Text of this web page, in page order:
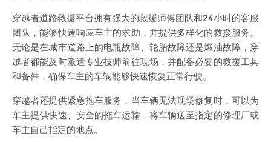
穿越者道路救援平台拥有强大的救援师傅团队和24小时的客服
团队，能够快速响应车主的求助，并提供多样化的救援服务。
无论是在城市道路上的电瓶故障、轮胎故障还是燃油故障，穿
越者都能及时派遣专业技师前往现场，并配备必要的救援工具
和备件，确保车主的车辆能够快速恢复正常行驶。
穿越者还提供紧急拖车服务，当车辆无法现场修复时，可以为
车主提供快速、安全的拖车运输，将车辆送至指定的修理厂或
车主自己指定的地点。